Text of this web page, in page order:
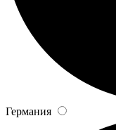
Германия